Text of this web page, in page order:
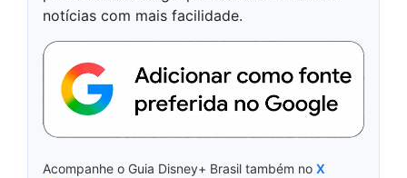
notícias com mais facilidade.
Acompanhe o Guia Disney+ Brasil também no X